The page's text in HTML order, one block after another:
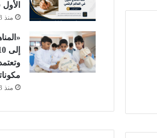
منذ 3 أسابيع
منذ 3 أسابيع